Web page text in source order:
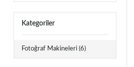
Kategoriler
Fotoğraf Makineleri (6)